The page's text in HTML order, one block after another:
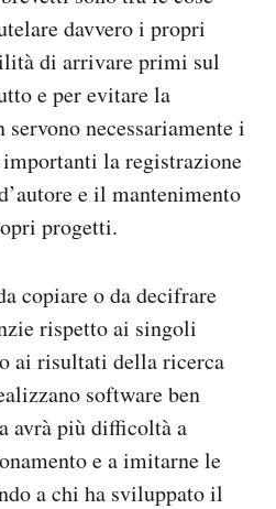
davvero i propri
di arrivare primi sul
e per evitare la
necessariamente i
la registrazione
e il mantenimento
progetti.
copiare o da decifrare
rispetto ai singoli
ai risultati della ricerca
software ben
avrà più difficoltà a
e a imitarne le
a chi ha sviluppato il